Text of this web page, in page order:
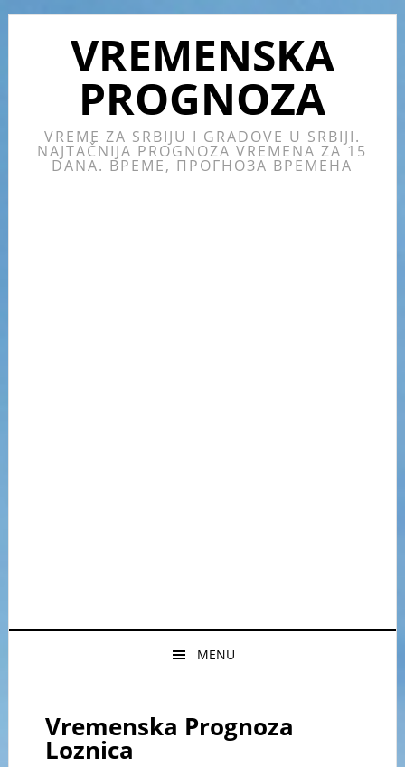
Skip
Skip
Skip
Skip
VREMENSKA
PROGNOZA
VREME ZA SRBIJU I GRADOVE U SRBIJI.
NAJTAČNIJA PROGNOZA VREMENA ZA 15
DANA. ВРЕМЕ, ПРОГНОЗА ВРЕМЕНА
MENU
Vremenska Prognoza
Loznica